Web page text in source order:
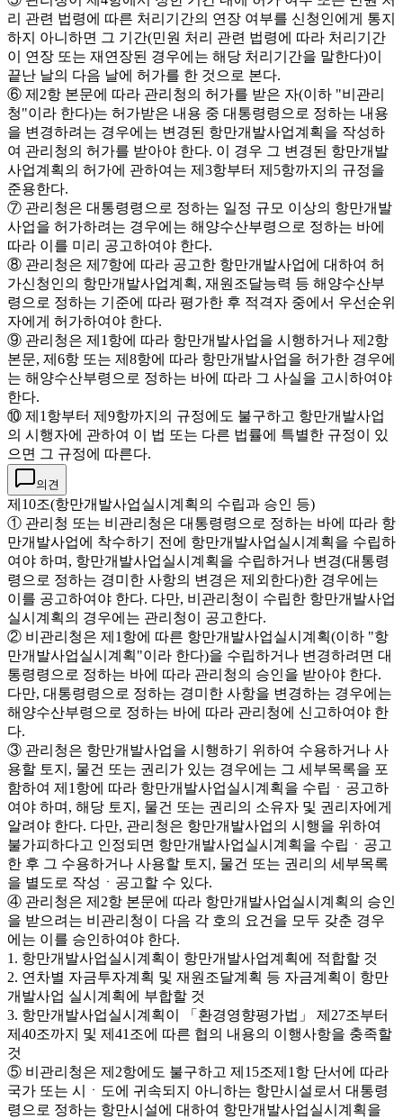
리 관련 법령에 따른 처리기간의 연장 여부를 신청인에게 통지
하지 아니하면 그 기간(민원 처리 관련 법령에 따라 처리기간
이 연장 또는 재연장된 경우에는 해당 처리기간을 말한다)이
끝난 날의 다음 날에 허가를 한 것으로 본다.
⑥ 제2항 본문에 따라 관리청의 허가를 받은 자(이하 "비관리
청"이라 한다)는 허가받은 내용 중 대통령령으로 정하는 내용
을 변경하려는 경우에는 변경된 항만개발사업계획을 작성하
여 관리청의 허가를 받아야 한다. 이 경우 그 변경된 항만개발
사업계획의 허가에 관하여는 제3항부터 제5항까지의 규정을
준용한다.
⑦ 관리청은 대통령령으로 정하는 일정 규모 이상의 항만개발
사업을 허가하려는 경우에는 해양수산부령으로 정하는 바에
따라 이를 미리 공고하여야 한다.
⑧ 관리청은 제7항에 따라 공고한 항만개발사업에 대하여 허
가신청인의 항만개발사업계획, 재원조달능력 등 해양수산부
령으로 정하는 기준에 따라 평가한 후 적격자 중에서 우선순위
자에게 허가하여야 한다.
⑨ 관리청은 제1항에 따라 항만개발사업을 시행하거나 제2항
본문, 제6항 또는 제8항에 따라 항만개발사업을 허가한 경우에
는 해양수산부령으로 정하는 바에 따라 그 사실을 고시하여야
한다.
⑩ 제1항부터 제9항까지의 규정에도 불구하고 항만개발사업
의 시행자에 관하여 이 법 또는 다른 법률에 특별한 규정이 있
으면 그 규정에 따른다.
의견
제10조(항만개발사업실시계획의 수립과 승인 등)
① 관리청 또는 비관리청은 대통령령으로 정하는 바에 따라 항
만개발사업에 착수하기 전에 항만개발사업실시계획을 수립하
여야 하며, 항만개발사업실시계획을 수립하거나 변경(대통령
령으로 정하는 경미한 사항의 변경은 제외한다)한 경우에는
이를 공고하여야 한다. 다만, 비관리청이 수립한 항만개발사업
실시계획의 경우에는 관리청이 공고한다.
② 비관리청은 제1항에 따른 항만개발사업실시계획(이하 "항
만개발사업실시계획"이라 한다)을 수립하거나 변경하려면 대
통령령으로 정하는 바에 따라 관리청의 승인을 받아야 한다.
다만, 대통령령으로 정하는 경미한 사항을 변경하는 경우에는
해양수산부령으로 정하는 바에 따라 관리청에 신고하여야 한
다.
③ 관리청은 항만개발사업을 시행하기 위하여 수용하거나 사
용할 토지, 물건 또는 권리가 있는 경우에는 그 세부목록을 포
함하여 제1항에 따라 항만개발사업실시계획을 수립ㆍ공고하
여야 하며, 해당 토지, 물건 또는 권리의 소유자 및 권리자에게
알려야 한다. 다만, 관리청은 항만개발사업의 시행을 위하여
불가피하다고 인정되면 항만개발사업실시계획을 수립ㆍ공고
한 후 그 수용하거나 사용할 토지, 물건 또는 권리의 세부목록
을 별도로 작성ㆍ공고할 수 있다.
④ 관리청은 제2항 본문에 따라 항만개발사업실시계획의 승인
을 받으려는 비관리청이 다음 각 호의 요건을 모두 갖춘 경우
에는 이를 승인하여야 한다.
1. 항만개발사업실시계획이 항만개발사업계획에 적합할 것
2. 연차별 자금투자계획 및 재원조달계획 등 자금계획이 항만
개발사업 실시계획에 부합할 것
3. 항만개발사업실시계획이 「환경영향평가법」 제27조부터
제40조까지 및 제41조에 따른 협의 내용의 이행사항을 충족할
것
⑤ 비관리청은 제2항에도 불구하고 제15조제1항 단서에 따라
국가 또는 시ㆍ도에 귀속되지 아니하는 항만시설로서 대통령
령으로 정하는 항만시설에 대하여 항만개발사업실시계획을